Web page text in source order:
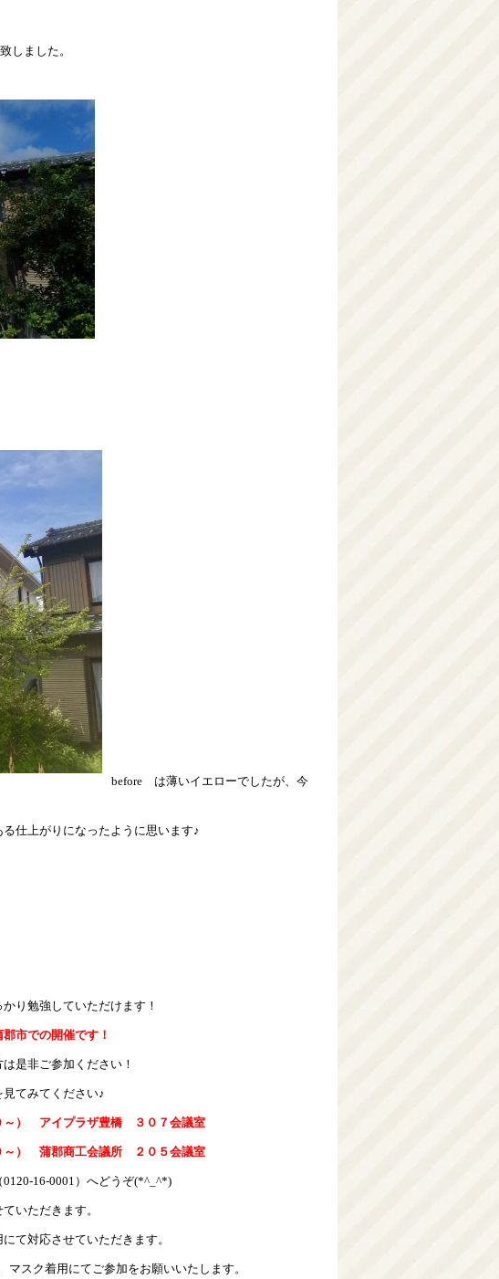
しました。
before は薄いイエローでしたが、今
仕上がりになったように思います♪
り勉強していただけます！
市での開催です！
是非ご参加ください！
見てみてください♪
～） アイプラザ豊橋 ３０７会議室
～） 蒲郡商工会議所 ２０５会議室
16-0001）へどうぞ(*^_^*)
いただきます。
て対応させていただきます。
スク着用にてご参加をお願いいたします。